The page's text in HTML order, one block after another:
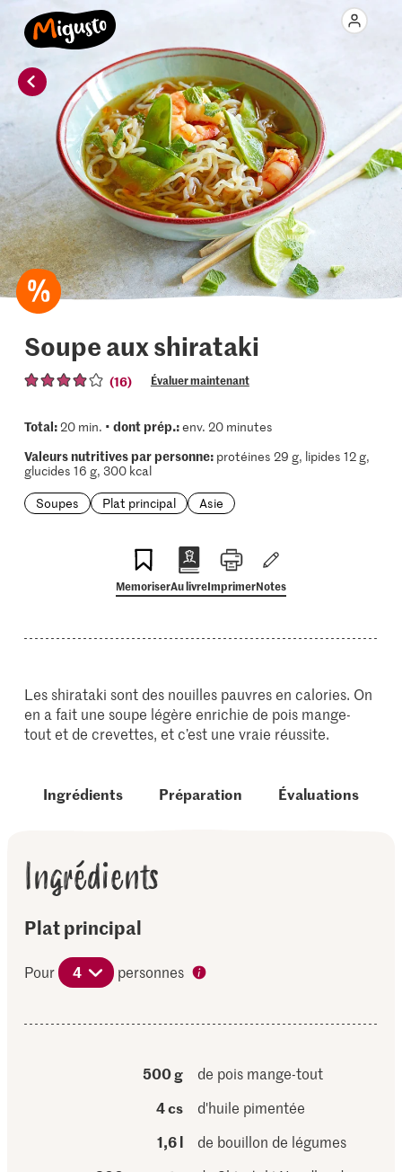
Soupe aux shirataki
(16) Évaluer maintenant
Total:20 min. • dont prép.:env. 20 minutes
Valeurs nutritives par personne:protéines 29 g, lipides 12 g,
glucides 16 g, 300 kcal
Soupes
Plat principal Asie
MemoriserAu livreImprimerNotes
Les shirataki sont des nouilles pauvres en calories. On
en a fait une soupe légère enrichie de pois mange-
tout et de crevettes, et c’est une vraie réussite.
Ingrédients Préparation Évaluations
Ingrédients
Plat principal
Pour 4 personnes
500 g
de pois mange-tout
4 cs
d'huile pimentée
1,6 l
de bouillon de légumes